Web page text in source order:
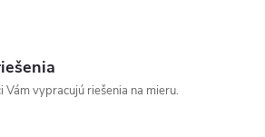
Vám vypracujú riešenia na mieru.